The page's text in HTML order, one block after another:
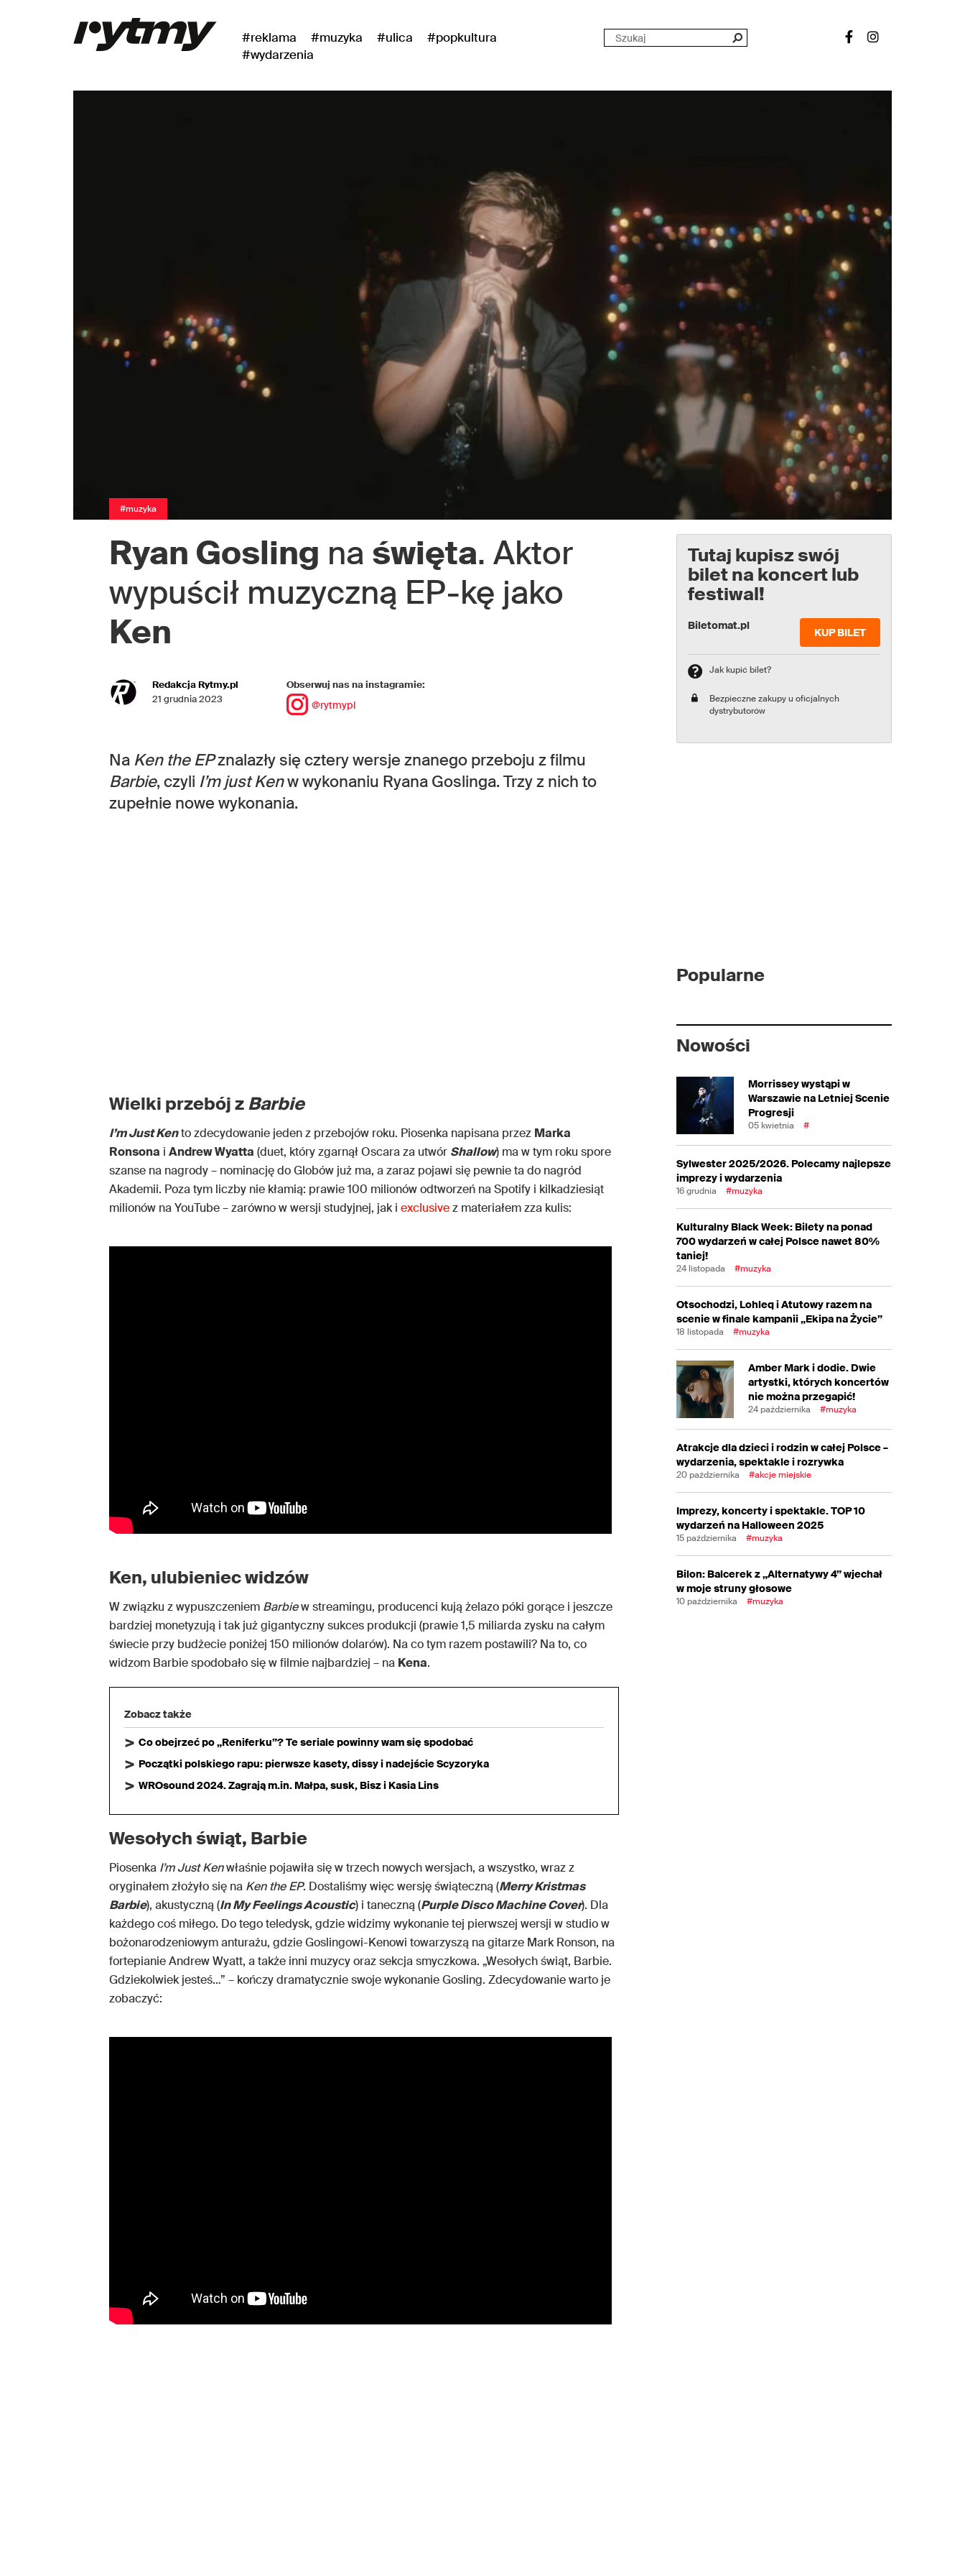
#reklama #muzyka #ulica
#popkultura
#wydarzenia
#muzyka
Ryan Gosling na święta. Aktor
wypuścił muzyczną EP-kę jako
Ken
Redakcja Rytmy.pl
21 grudnia 2023
Obserwuj nas na instagramie:
@rytmypl
Na Ken the EPznalazły się cztery wersje znanego przeboju z filmu
Barbie, czyli I’m just Kenw wykonaniu Ryana Goslinga. Trzy z nich to
zupełnie nowe wykonania.
Wielki przebój zBarbie
I’m Just Kento zdecydowanie jeden z przebojów roku. Piosenka napisana przez Marka
Ronsona i Andrew Wyatta (duet, który zgarnął Oscara za utwór Shallow) ma w tym roku spore
szanse na nagrody – nominację do Globów już ma, a zaraz pojawi się pewnie ta do nagród
Akademii. Poza tym liczby nie kłamią: prawie 100 milionów odtworzeń na Spotify i kilkadziesiąt
milionów na YouTube – zarówno w wersji studyjnej, jak i exclusivez materiałem zza kulis:
Ken, ulubieniec widzów
W związku z wypuszczeniem Barbiew streamingu, producenci kują żelazo póki gorące i jeszcze
bardziej monetyzują i tak już gigantyczny sukces produkcji (prawie 1,5 miliarda zysku na całym
świecie przy budżecie poniżej 150 milionów dolarów). Na co tym razem postawili? Na to, co
widzom Barbie spodobało się w filmie najbardziej – na Kena.
Zobacz także
Co obejrzeć po „Reniferku”? Te seriale powinny wam się spodobać
Początki polskiego rapu: pierwsze kasety, dissy i nadejście Scyzoryka
WROsound 2024. Zagrają m.in. Małpa, susk, Bisz i Kasia Lins
Wesołych świąt, Barbie
Piosenka I’m Just Kenwłaśnie pojawiła się w trzech nowych wersjach, a wszystko, wraz z
oryginałem złożyło się na Ken the EP. Dostaliśmy więc wersję świąteczną (Merry Kristmas
Barbie), akustyczną (In My Feelings Acoustic) i taneczną (Purple Disco Machine Cover). Dla
każdego coś miłego. Do tego teledysk, gdzie widzimy wykonanie tej pierwszej wersji w studio w
bożonarodzeniowym anturażu, gdzie Goslingowi-Kenowi towarzyszą na gitarze Mark Ronson, na
fortepianie Andrew Wyatt, a także inni muzycy oraz sekcja smyczkowa. „Wesołych świąt, Barbie.
Gdziekolwiek jesteś…” – kończy dramatycznie swoje wykonanie Gosling. Zdecydowanie warto je
zobaczyć:
Tutaj kupisz swój
bilet na koncert lub
festiwal!
Biletomat.pl
KUP BILET
Jak kupić bilet?
Bezpieczne zakupy u oficjalnych
dystrybutorów
Popularne
Nowości
Morrissey wystąpi w
Warszawie na Letniej Scenie
Progresji
05 kwietnia #
Sylwester 2025/2026. Polecamy najlepsze
imprezy i wydarzenia
16 grudnia #muzyka
Kulturalny Black Week: Bilety na ponad
700 wydarzeń w całej Polsce nawet 80%
taniej!
24 listopada #muzyka
Otsochodzi, Lohleq i Atutowy razem na
scenie w finale kampanii „Ekipa na Życie”
18 listopada #muzyka
Amber Mark i dodie. Dwie
artystki, których koncertów
nie można przegapić!
24 października #muzyka
Atrakcje dla dzieci i rodzin w całej Polsce –
wydarzenia, spektakle i rozrywka
20 października #akcje miejskie
Imprezy, koncerty i spektakle. TOP 10
wydarzeń na Halloween 2025
15 października #muzyka
Bilon: Balcerek z „Alternatywy 4” wjechał
w moje struny głosowe
10 października #muzyka